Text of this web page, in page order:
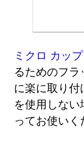
ミクロ カッ
るためのフ
に楽に取り付
を使用しな
ってお使いく